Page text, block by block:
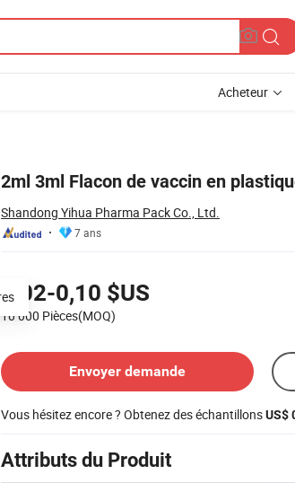
Acheteur
2ml 3ml Flacon de vaccin en
Shandong Yihua Pharma Pack Co., Ltd.
7 ans
0,02-0,10 $US
10 000 Pièces(MOQ)
Envoyer demande
Vous hésitez encore ? Obtenez des échantillonsUS$
Attributs du Produit